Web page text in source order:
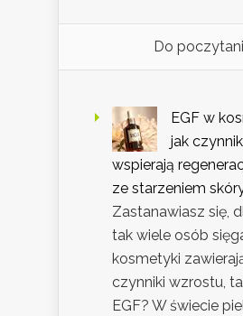
Do
EGF w
jak
wspierają
ze starzeniem
Zastanawiasz się,
tak wiele osób
kosmetyki
czynniki wzrostu,
EGF? W świecie